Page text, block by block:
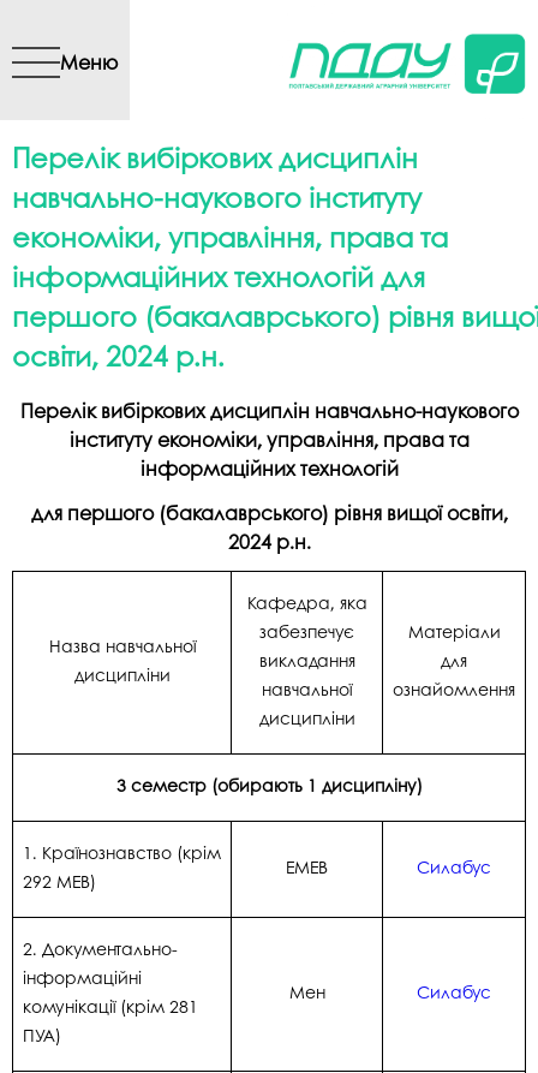
вмісту
Меню
Перелік вибіркових дисциплін
навчально-наукового інституту
економіки, управління, права та
інформаційних технологій для
першого (бакалаврського) рівня
освіти, 2024 р.н.
Перелік вибіркових дисциплін навчально-наукового
інституту економіки, управління, права та
інформаційних технологій
для першого (бакалаврського) рівня вищої освіти,
2024 р.н.
Назва навчальної
дисципліни
Кафедра, яка
забезпечує
викладання
навчальної
дисципліни
Матеріали
для
ознайомлення
3 семестр (обирають 1 дисципліну)
1. Країнознавство (крім
292 МЕВ)
ЕМЕВ Силабус
2. Документально-
інформаційні
комунікації (крім 281
ПУА)
Мен Силабус